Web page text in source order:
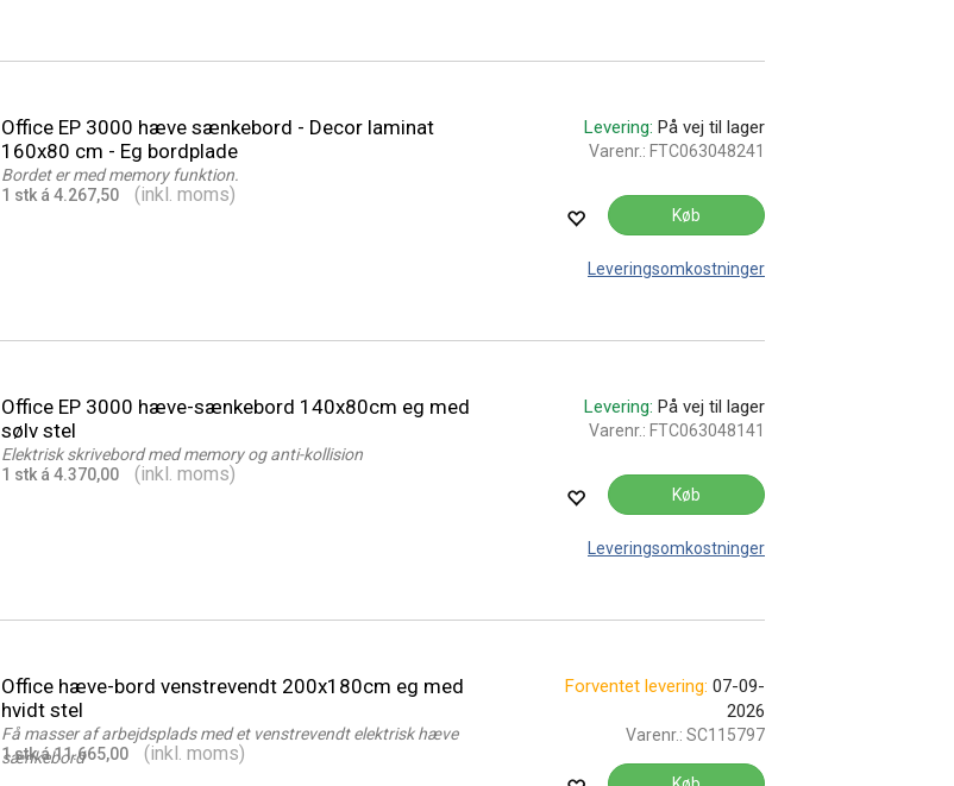
Office EP 3000 hæve sænkebord - Decor laminat
160x80 cm - Eg bordplade
Bordet er med memory funktion.
1 stk á 4.267,50
(inkl. moms)
Levering: På vej til lager
Varenr.: FTC063048241
Køb
Leveringsomkostninger
Office EP 3000 hæve-sænkebord 140x80cm eg med
sølv stel
Elektrisk skrivebord med memory og anti-kollision
1 stk á 4.370,00
(inkl. moms)
Levering: På vej til lager
Varenr.: FTC063048141
Køb
Leveringsomkostninger
Office hæve-bord venstrevendt 200x180cm eg med
hvidt stel
Få masser af arbejdsplads med et venstrevendt elektrisk hæve
sænkebord
1 stk á 11.665,00 (inkl. moms)
Forventet levering: 07-09-
2026
Varenr.: SC115797